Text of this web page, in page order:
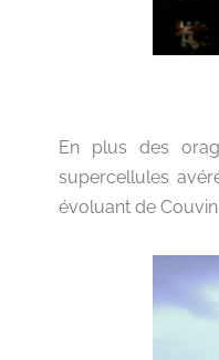
En plus des
supercellules
évoluant de